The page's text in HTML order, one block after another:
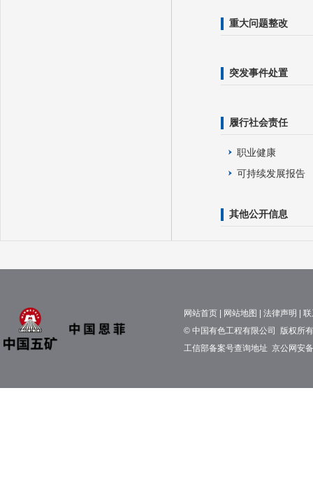
重大问题整改
突发事件处置
履行社会责任
职业健康
可持续发展报告
其他公开信息
网站首页 网站地图 法律声明
© 中国有色工程有限公司 版权所
工信部备案号查询地址 京公网安